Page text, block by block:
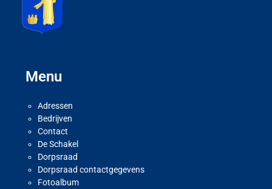
Menu
Adressen
Bedrijven
Contact
De Schakel
Dorpsraad
Dorpsraad contactgegevens
Fotoalbum